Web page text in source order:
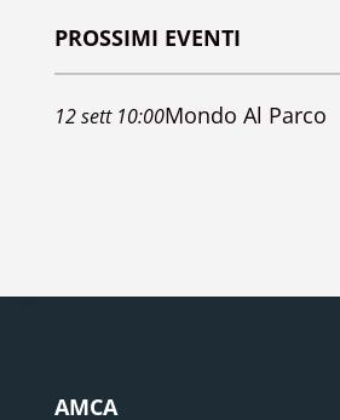
PROSSIMI EVENTI
12sett 10:00Mondo Al Parco
AMCA